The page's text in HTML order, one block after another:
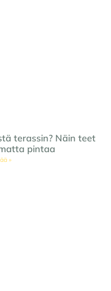
terassin? Näin teet
pintaa
»